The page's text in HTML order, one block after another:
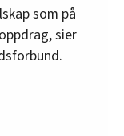
som på
sier